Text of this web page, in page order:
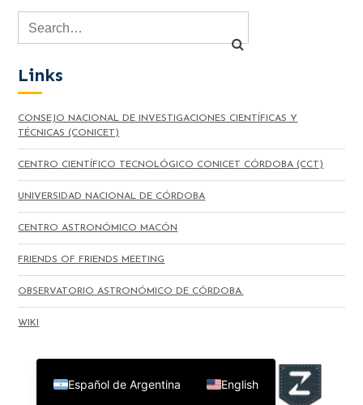
Links
CONSEJO NACIONAL DE INVESTIGACIONES CIENTÍFICAS Y
TÉCNICAS (CONICET)
CENTRO CIENTÍFICO TECNOLÓGICO CONICET CÓRDOBA (CCT)
UNIVERSIDAD NACIONAL DE CÓRDOBA
CENTRO ASTRONÓMICO MACÓN
FRIENDS OF FRIENDS MEETING
OBSERVATORIO ASTRONÓMICO DE CÓRDOBA.
WIKI
Español de Argentina English